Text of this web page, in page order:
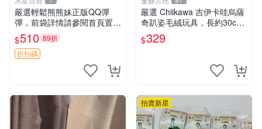
嚴選輕鬆熊熊妹正版QQ彈
彈，前袋詳情請參閱首頁置頂
說明適合收藏 QQ彈彈 正版
熊熊妹
$510 89折
折扣碼
嚴選 Chiikawa 吉伊卡哇烏薩
奇趴姿毛絨玩具，長約30c
m，質地超軟適合收藏 烏薩
奇 Chiikawa 毛絨 超軟
$329
拍賣新星